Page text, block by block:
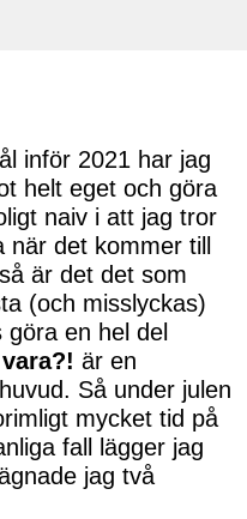
inför 2021 har jag
helt eget och göra
naiv i att jag tror
det kommer till
är det det som
(och misslyckas)
en hel del
är en
Så under julen
mycket tid på
fall lägger jag
jag två